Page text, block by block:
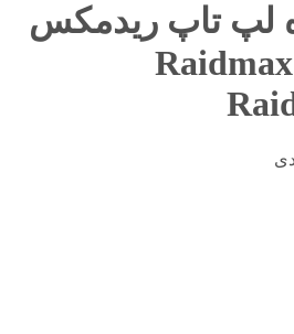
لپ تاپ ریدمکس